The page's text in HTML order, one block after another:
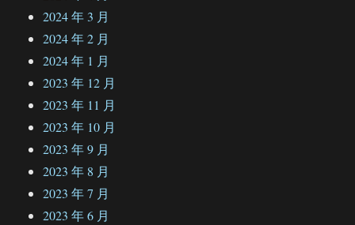
2024 年 3 月
2024 年 2 月
2024 年 1 月
2023 年 12 月
2023 年 11 月
2023 年 10 月
2023 年 9 月
2023 年 8 月
2023 年 7 月
2023 年 6 月